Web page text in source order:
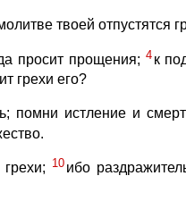
твоей отпустятся
просит прощения; 4 к
грехи его?
помни истление и
10 ибо